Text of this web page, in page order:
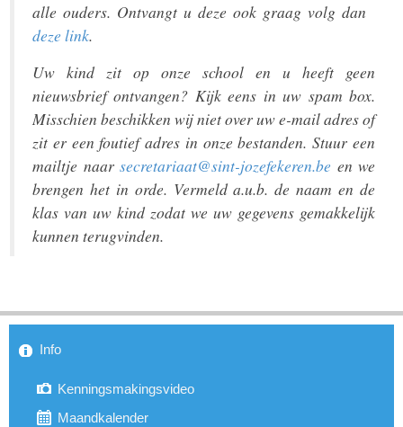
alle ouders. Ontvangt u deze ook graag volg dan
deze link.
Uw kind zit op onze school en u heeft geen
nieuwsbrief ontvangen? Kijk eens in uw spam box.
Misschien beschikken wij niet over uw e-mail adres of
zit er een foutief adres in onze bestanden. Stuur een
mailtje naar secretariaat@sint-jozefekeren.be en we
brengen het in orde. Vermeld a.u.b. de naam en de
klas van uw kind zodat we uw gegevens gemakkelijk
kunnen terugvinden.
Info
Kenningsmakingsvideo
Maandkalender